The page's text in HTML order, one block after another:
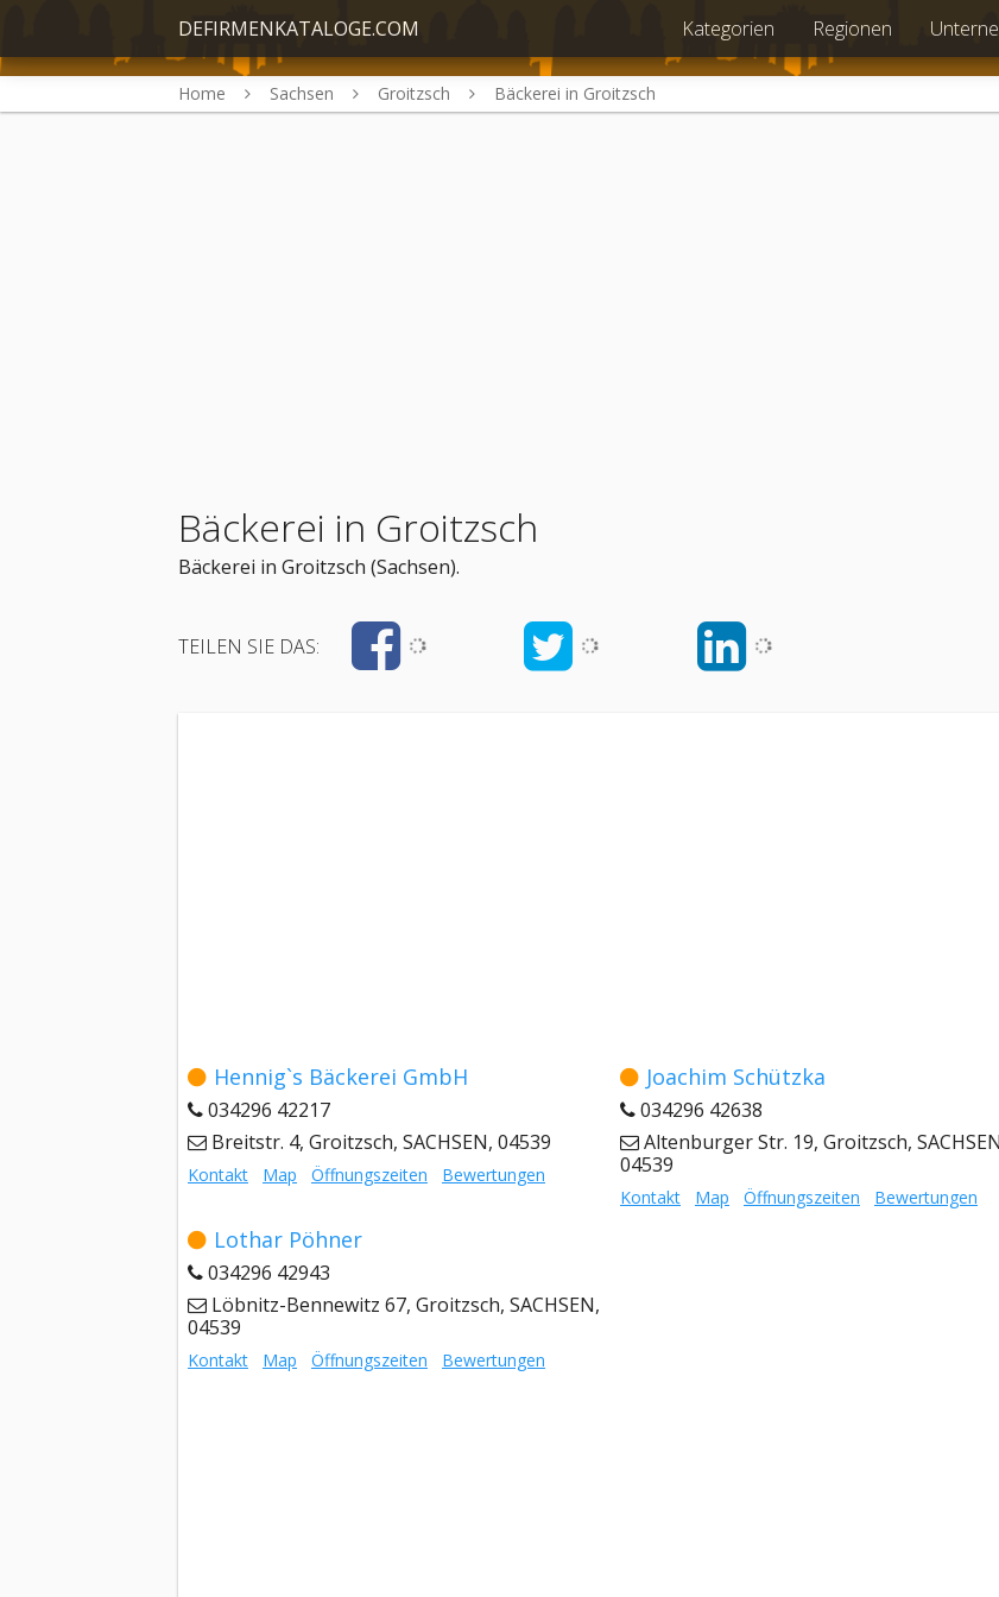
DEFIRMENKATALOGE.COM Kategorien Regionen
Home Sachsen Groitzsch Bäckerei in Groitzsch
Bäckerei in Groitzsch
Bäckerei in Groitzsch (Sachsen).
TEILEN SIE DAS:
Hennig`s Bäckerei GmbH
034296 42217
Breitstr. 4, Groitzsch, SACHSEN, 04539
Kontakt Map Öffnungszeiten Bewertungen
Joachim Schützka
034296 42638
Altenburger Str. 19, Groitzsch,
04539
Kontakt Map Öffnungszeiten Bewertungen
Lothar Pöhner
034296 42943
Löbnitz-Bennewitz 67, Groitzsch, SACHSEN,
04539
Kontakt Map Öffnungszeiten Bewertungen